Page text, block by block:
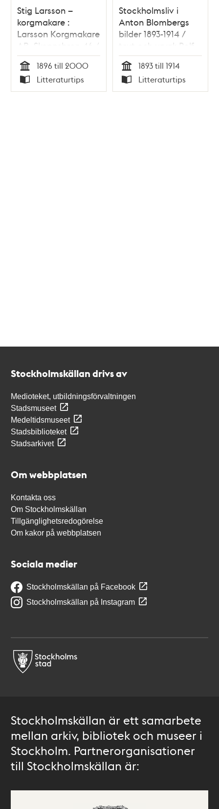
Stig Larsson –
korgmakare :
Larsson Korgmakare
AB, Skeppsbron 46 /
Arne Biörnstad
Tid
1896 till 2000
Typ
Litteraturtips
Stockholmsliv i
Anton Blombergs
bilder 1893-1914 /
text och urval: Rolf
Söderberg
Tid
1893 till 1914
Typ
Litteraturtips
Stockholmskällan drivs av
Medioteket, utbildningsförvaltningen
Stadsmuseet
Medeltidsmuseet
Stadsbiblioteket
Stadsarkivet
Om webbplatsen
Kontakta oss
Om Stockholmskällan
Tillgänglighetsredogörelse
Om kakor på webbplatsen
Sociala medier
Stockholmskällan på Facebook
Stockholmskällan på Instagram
Stockholmskällan är ett samarbete
mellan arkiv, bibliotek och museer i
Stockholm. Partnerorganisationer
till Stockholmskällan är: